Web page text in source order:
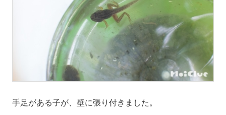
手足がある子が、壁に張り付きました。